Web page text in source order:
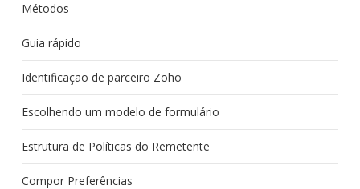
Métodos
Guia rápido
Identificação de parceiro Zoho
Escolhendo um modelo de formulário
Estrutura de Políticas do Remetente
Compor Preferências